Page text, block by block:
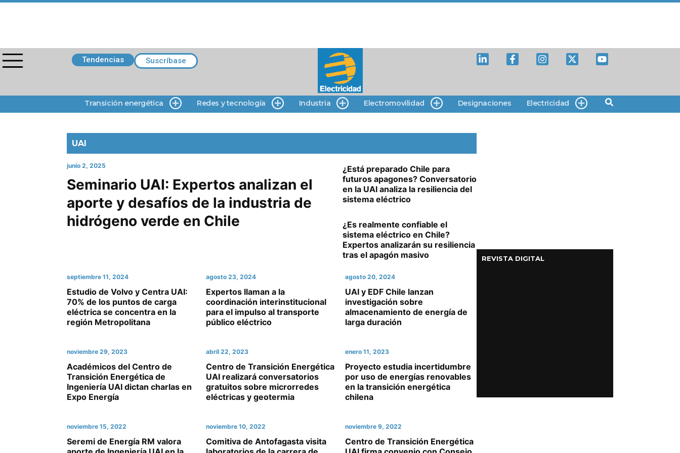
Tendencias Suscríbase
Transición energética Redes y tecnología Industria Electromovilidad Designaciones Electricidad
UAI
junio 2, 2025
Seminario UAI: Expertos analizan el
aporte y desafíos de la industria de
hidrógeno verde en Chile
¿Está preparado Chile para
futuros apagones? Conversatorio
en la UAI analiza la resiliencia del
sistema eléctrico
¿Es realmente confiable el
sistema eléctrico en Chile?
Expertos analizarán su resiliencia
tras el apagón masivo
septiembre 11, 2024
Estudio de Volvo y Centra UAI:
70% de los puntos de carga
eléctrica se concentra en la
región Metropolitana
agosto 23, 2024
Expertos llaman a la
coordinación interinstitucional
para el impulso al transporte
público eléctrico
agosto 20, 2024
UAI y EDF Chile lanzan
investigación sobre
almacenamiento de energía de
larga duración
noviembre 29, 2023
Académicos del Centro de
Transición Energética de
Ingeniería UAI dictan charlas en
Expo Energía
abril 22, 2023
Centro de Transición Energética
UAI realizará conversatorios
gratuitos sobre microrredes
eléctricas y geotermia
enero 11, 2023
Proyecto estudia incertidumbre
por uso de energías renovables
en la transición energética
chilena
noviembre 15, 2022
Seremi de Energía RM valora
noviembre 10, 2022
Comitiva de Antofagasta visita
noviembre 9, 2022
Centro de Transición Energética
REVISTA DIGITAL